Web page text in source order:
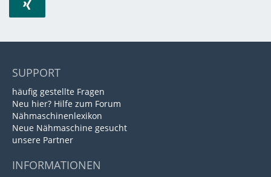
SUPPORT
häufig gestellte Fragen
Neu hier? Hilfe zum Forum
Nähmaschinenlexikon
Neue Nähmaschine gesucht
unsere Partner
INFORMATIONEN